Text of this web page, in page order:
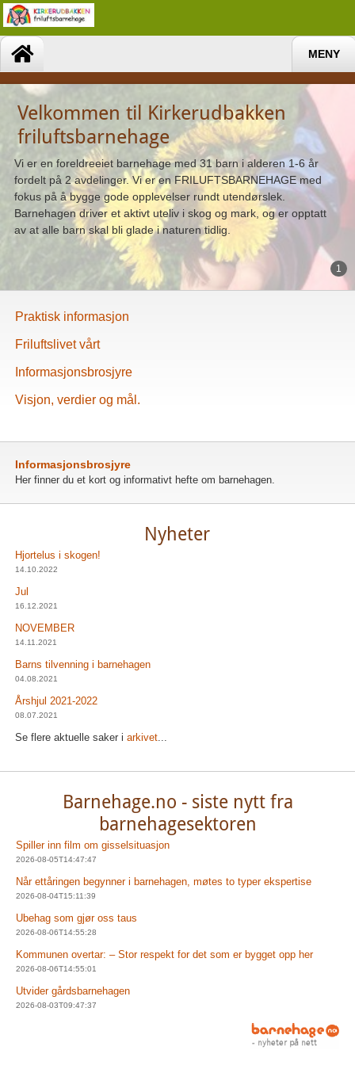
MENY
1
Velkommen til Kirkerudbakken
friluftsbarnehage
Vi er en foreldreeiet barnehage med 31 barn i alderen 1-6 år
fordelt på 2 avdelinger. Vi er en FRILUFTSBARNEHAGE med
fokus på å bygge gode opplevelser rundt utendørslek.
Barnehagen driver et aktivt uteliv i skog og mark, og er opptatt
av at alle barn skal bli glade i naturen tidlig.
Praktisk informasjon
Friluftslivet vårt
Informasjonsbrosjyre
Visjon, verdier og mål.
Informasjonsbrosjyre
Her finner du et kort og informativt hefte om barnehagen.
Nyheter
Hjortelus i skogen!
14.10.2022
Jul
16.12.2021
NOVEMBER
14.11.2021
Barns tilvenning i barnehagen
04.08.2021
Årshjul 2021-2022
08.07.2021
Se flere aktuelle saker i arkivet...
Barnehage.no - siste nytt fra
barnehagesektoren
Spiller inn film om gisselsituasjon
2026-08-05T14:47:47
Når ettåringen begynner i barnehagen, møtes to typer ekspertise
2026-08-04T15:11:39
Ubehag som gjør oss taus
2026-08-06T14:55:28
Kommunen overtar: – Stor respekt for det som er bygget opp her
2026-08-06T14:55:01
Utvider gårdsbarnehagen
2026-08-03T09:47:37